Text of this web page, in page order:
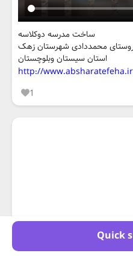
Quick
ساخت مدرسه دوکلاسه
محمددادی شهرستان زهک
استان سیستان وبلوچستان
http://www.absharatefeha.ir
1